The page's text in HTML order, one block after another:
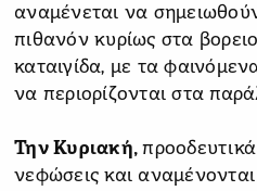
αναμένεται να
πιθανόν κυρίως στα
καταιγίδα, με τα
να περιορίζονται στα
Την Κυριακή,
νεφώσεις και